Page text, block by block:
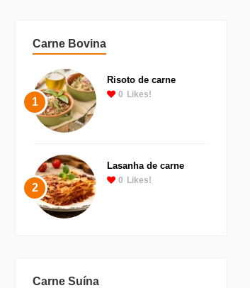
Carne Bovina
1
Risoto de carne
0 Likes!
2
Lasanha de carne
0 Likes!
Carne Suína